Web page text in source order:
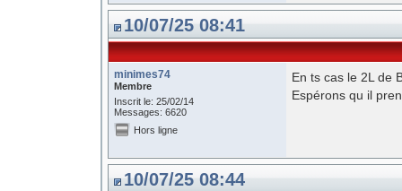
10/07/25 08:41
minimes74
Membre
Inscrit le: 25/02/14
Messages: 6620
En ts cas le 2L de
Espérons qu il
Hors ligne
10/07/25 08:44